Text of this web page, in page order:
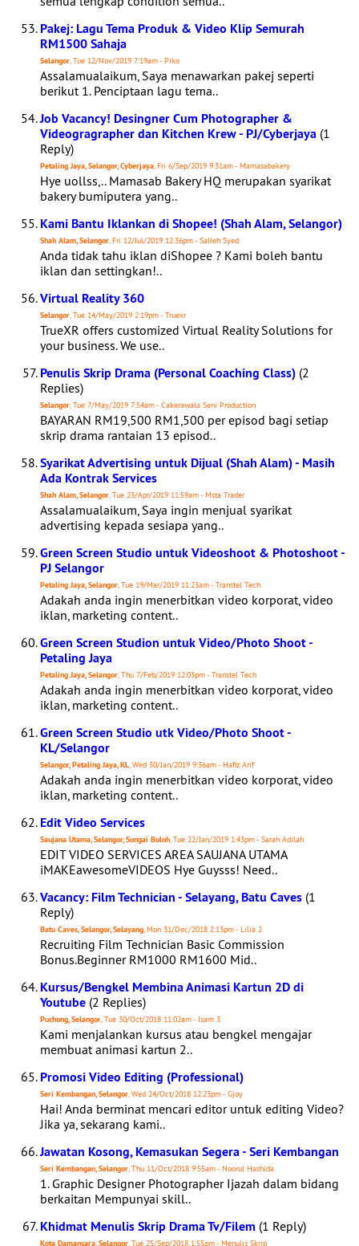
Pakej: Lagu Tema Produk & Video Klip Semurah
RM1500 Sahaja
Selangor, Tue 12/Nov/2019 7:19am - Piko
Assalamualaikum, Saya menawarkan pakej seperti
berikut 1. Penciptaan lagu tema..
Job Vacancy! Desingner Cum Photographer &
Videogragrapher dan Kitchen Krew - PJ/Cyberjaya (1
Reply)
Petaling Jaya, Selangor, Cyberjaya, Fri 6/Sep/2019 9:31am - Mamasabakery
Hye uollss,.. Mamasab Bakery HQ merupakan syarikat
bakery bumiputera yang..
Kami Bantu Iklankan di Shopee! (Shah Alam, Selangor)
Shah Alam, Selangor, Fri 12/Jul/2019 12:36pm - Salleh Syed
Anda tidak tahu iklan diShopee ? Kami boleh bantu
iklan dan settingkan!..
Virtual Reality 360
Selangor, Tue 14/May/2019 2:19pm - Truexr
TrueXR offers customized Virtual Reality Solutions for
your business. We use..
Penulis Skrip Drama (Personal Coaching Class) (2
Replies)
Selangor, Tue 7/May/2019 7:54am - Cakerawala Seni Production
BAYARAN RM19,500 RM1,500 per episod bagi setiap
skrip drama rantaian 13 episod..
Syarikat Advertising untuk Dijual (Shah Alam) - Masih
Ada Kontrak Services
Shah Alam, Selangor, Tue 23/Apr/2019 11:59am - Msta Trader
Assalamualaikum, Saya ingin menjual syarikat
advertising kepada sesiapa yang..
Green Screen Studio untuk Videoshoot & Photoshoot -
PJ Selangor
Petaling Jaya, Selangor, Tue 19/Mar/2019 11:23am - Transtel Tech
Adakah anda ingin menerbitkan video korporat, video
iklan, marketing content..
Green Screen Studion untuk Video/Photo Shoot -
Petaling Jaya
Petaling Jaya, Selangor, Thu 7/Feb/2019 12:03pm - Transtel Tech
Adakah anda ingin menerbitkan video korporat, video
iklan, marketing content..
Green Screen Studio utk Video/Photo Shoot -
KL/Selangor
Selangor, Petaling Jaya, KL, Wed 30/Jan/2019 9:36am - Hafiz Arif
Adakah anda ingin menerbitkan video korporat, video
iklan, marketing content..
Edit Video Services
Saujana Utama, Selangor, Sungai Buloh, Tue 22/Jan/2019 1:43pm - Sarah Adilah
EDIT VIDEO SERVICES AREA SAUJANA UTAMA
iMAKEawesomeVIDEOS Hye Guysss! Need..
Vacancy: Film Technician - Selayang, Batu Caves (1
Reply)
Batu Caves, Selangor, Selayang, Mon 31/Dec/2018 2:13pm - Lilia 2
Recruiting Film Technician Basic Commission
Bonus.Beginner RM1000 RM1600 Mid..
Kursus/Bengkel Membina Animasi Kartun 2D di
Youtube (2 Replies)
Puchong, Selangor, Tue 30/Oct/2018 11:02am - Isam 3
Kami menjalankan kursus atau bengkel mengajar
membuat animasi kartun 2..
Promosi Video Editing (Professional)
Seri Kembangan, Selangor, Wed 24/Oct/2018 12:23pm - Gjoy
Hai! Anda berminat mencari editor untuk editing Video?
Jika ya, sekarang kami..
Jawatan Kosong, Kemasukan Segera - Seri Kembangan
Seri Kembangan, Selangor, Thu 11/Oct/2018 9:55am - Noorul Hashida
1. Graphic Designer Photographer Ijazah dalam bidang
berkaitan Mempunyai skill..
Khidmat Menulis Skrip Drama Tv/Filem (1 Reply)
Kota Damansara, Selangor, Tue 25/Sep/2018 1:55pm - Menulis Skrip